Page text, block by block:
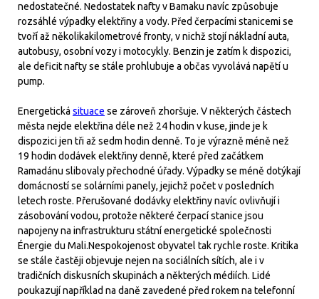
nedostatečné. Nedostatek nafty v Bamaku navíc způsobuje
rozsáhlé výpadky elektřiny a vody. Před čerpacími stanicemi se
tvoří až několikakilometrové fronty, v nichž stojí nákladní auta,
autobusy, osobní vozy i motocykly. Benzin je zatím k dispozici,
ale deficit nafty se stále prohlubuje a občas vyvolává napětí u
pump.
Energetická situace se zároveň zhoršuje. V některých částech
města nejde elektřina déle než 24 hodin v kuse, jinde je k
dispozici jen tři až sedm hodin denně. To je výrazně méně než
19 hodin dodávek elektřiny denně, které před začátkem
Ramadánu slibovaly přechodné úřady. Výpadky se méně dotýkají
domácností se solárními panely, jejichž počet v posledních
letech roste. Přerušované dodávky elektřiny navíc ovlivňují i
zásobování vodou, protože některé čerpací stanice jsou
napojeny na infrastrukturu státní energetické společnosti
Énergie du Mali.Nespokojenost obyvatel tak rychle roste. Kritika
se stále častěji objevuje nejen na sociálních sítích, ale i v
tradičních diskusních skupinách a některých médiích. Lidé
poukazují například na daně zavedené před rokem na telefonní